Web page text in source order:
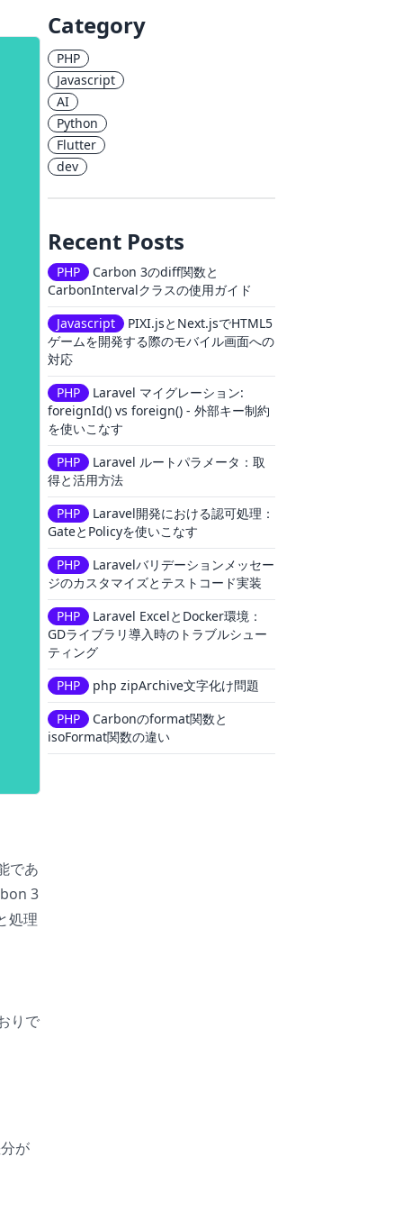
であ
3
処理
りで
が
Category
PHP
Javascript
AI
Python
Flutter
dev
Recent Posts
PHP Carbon 3のdiff関数と
CarbonIntervalクラスの使用ガイド
Javascript PIXI.jsとNext.jsでHTML5
ゲームを開発する際のモバイル画面への
対応
PHP Laravel マイグレーション:
foreignId() vs foreign() - 外部キー制約
を使いこなす
PHP Laravel ルートパラメータ：取
得と活用方法
PHP Laravel開発における認可処理：
GateとPolicyを使いこなす
PHP Laravelバリデーションメッセー
ジのカスタマイズとテストコード実装
PHP Laravel ExcelとDocker環境：
GDライブラリ導入時のトラブルシュー
ティング
PHP php zipArchive文字化け問題
PHP Carbonのformat関数と
isoFormat関数の違い